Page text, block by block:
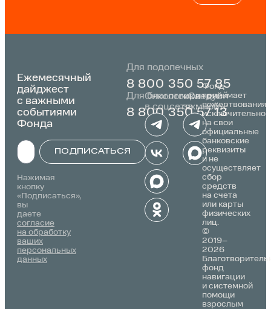
Для подопечных
8 800 350 57 85
Для благотворителей
8 800 350 57 13
Ежемесячный
дайджест
с важными
событиями
Фонда
ПОДПИСАТЬСЯ
Нажимая
кнопку
«Подписаться»,
вы
даете
согласие
на обработку
ваших
персональных
данных
Онкологика
в соцсетях:
«Следуй
за мной»:
©
2019–
2026
фонд
навигации
и системной
помощи
взрослым
Фонд
принимает
пожертвования
исключительно
на свои
официальные
банковские
реквизиты
и не
осуществляет
сбор
средств
на счета
или карты
физических
лиц.